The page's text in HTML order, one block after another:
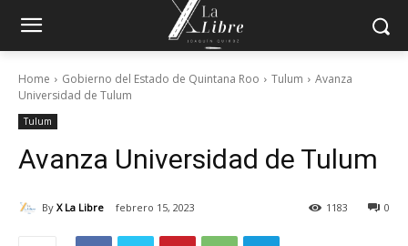
Home Gobierno del Estado de Quintana Roo Tulum
Avanza
Universidad de Tulum
Tulum
Avanza Universidad de Tulum
By X La Libre febrero 15, 2023 0
1183